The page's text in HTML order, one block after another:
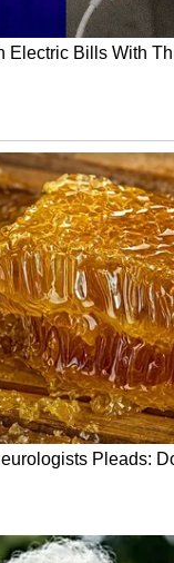
ಬೆಂಗಳೂರಿನ
ಜಪಾನಿನ
ಅಧಿಕೃತವಾಗಿ ತಮ್ಮ
ಅವರು 2020
ಹೊಂದಿದ್ದರು.
ಗಮನಾರ್ಹ
ಸೇವೆ